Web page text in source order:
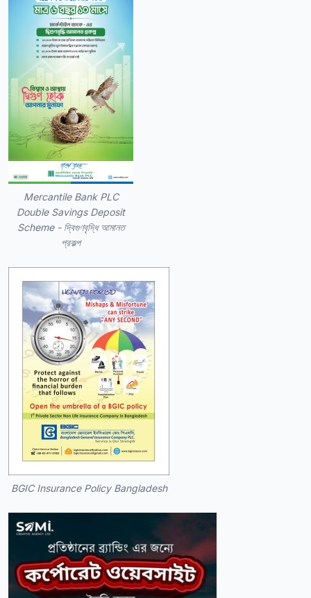
Mercantile Bank PLC
Double Savings Deposit
Scheme - দ্বিগুণবৃদ্ধি আমানত
প্রকল্প
BGIC Insurance Policy Bangladesh